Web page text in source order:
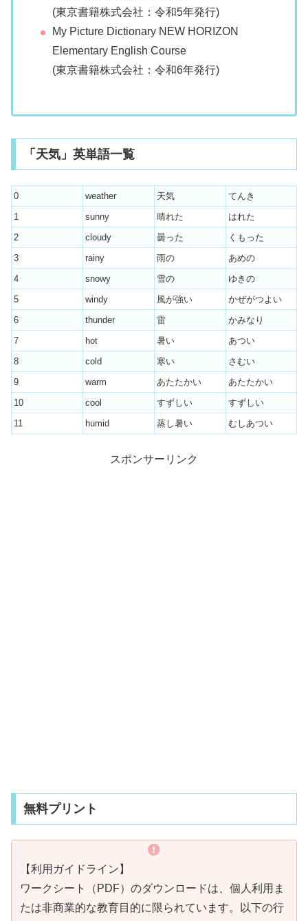
(東京書籍株式会社：令和5年発行)
My Picture Dictionary NEW HORIZON
Elementary English Course
(東京書籍株式会社：令和6年発行)
「天気」英単語一覧
0 weather 天気
てんき
1
sunny 晴れた
はれた
2
cloudy 曇った
くもった
3
rainy 雨の
あめの
4
snowy 雪の
ゆきの
5
windy 風が強い
かぜがつよい
6
thunder 雷
かみなり
7
hot 暑い
あつい
8
cold 寒い
さむい
9
warm あたたかい
あたたかい
10
cool すずしい
すずしい
11
humid 蒸し暑い むしあつい
スポンサーリンク
無料プリント
【利用ガイドライン】
ワークシート（PDF）のダウンロードは、個人利用ま
たは非商業的な教育目的に限られています。以下の行